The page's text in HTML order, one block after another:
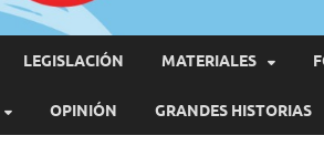
LEGISLACIÓN MATERIALES
OPINIÓN GRANDES HISTORIAS